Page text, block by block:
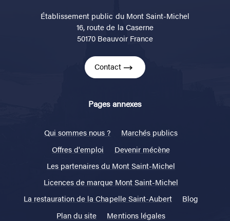
Établissement public du Mont Saint-Michel
16, route de la Caserne
50170 Beauvoir France
Contact
Pages annexes
Qui sommes nous ?
Marchés publics
Offres d'emploi
Devenir mécène
Les partenaires du Mont Saint-Michel
Licences de marque Mont Saint-Michel
La restauration de la Chapelle Saint-Aubert
Blog
Plan du site
Mentions légales